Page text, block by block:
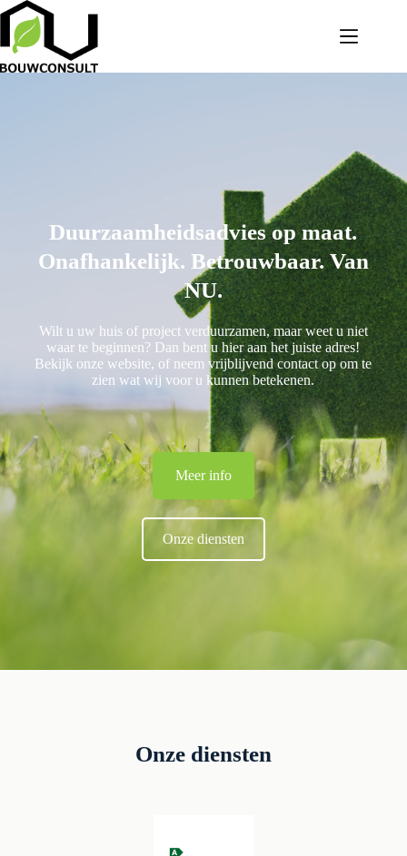
Duurzaamheidsadvies op maat.
Onafhankelijk. Betrouwbaar. Van
NU.
Wilt u uw huis of project verduurzamen, maar weet u niet
waar te beginnen? Dan bent u hier aan het juiste adres!
Bekijk onze website, of neem vrijblijvend contact op om te
zien wat wij voor u kunnen betekenen.
Meer info
Onze diensten
Onze diensten